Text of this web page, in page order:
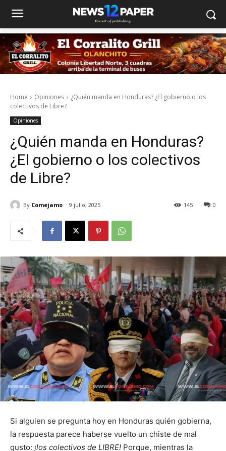
Home Opiniones
¿Quién manda en Honduras? ¿El gobierno o los
colectivos de Libre?
Opiniones
¿Quién manda en Honduras?
¿El gobierno o los colectivos
de Libre?
By Comejamo 9 julio, 2025 0
145
Si alguien se pregunta hoy en Honduras quién gobierna,
la respuesta parece haberse vuelto un chiste de mal
gusto: ¡los colectivos de LIBRE! Porque, mientras la